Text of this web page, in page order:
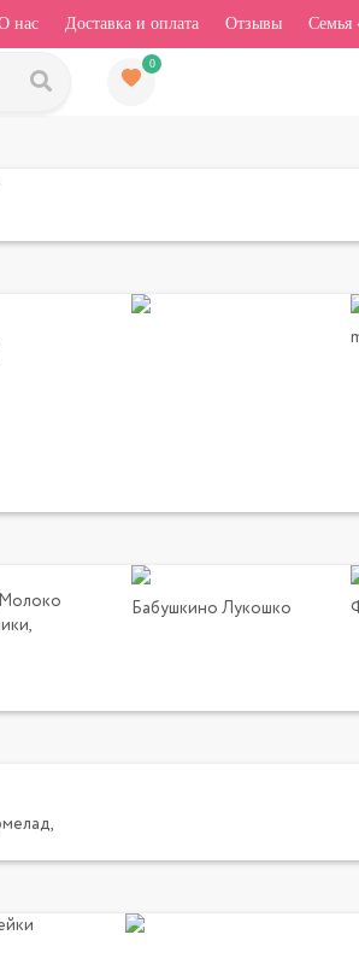
нас Доставка и оплата Отзывы Семья
0
Бабушкино Лукошко